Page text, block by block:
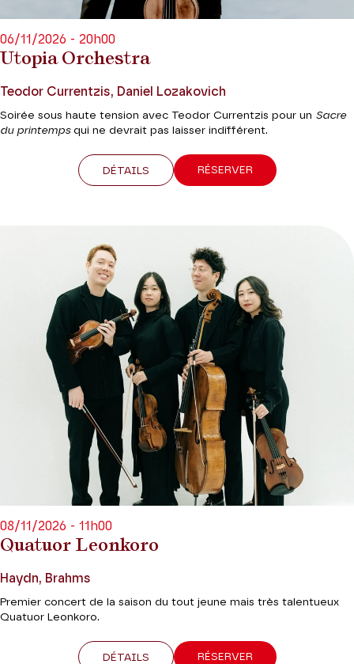
Utopia Orchestra
06/11/2026 - 20h00
Teodor Currentzis, Daniel Lozakovich
Soirée sous haute tension avec Teodor Currentzis pour un Sacre
du printemps qui ne devrait pas laisser indifférent.
DÉTAILS RÉSERVER
Quatuor Leonkoro
08/11/2026 - 11h00
Haydn, Brahms
Premier concert de la saison du tout jeune mais très talentueux
Quatuor Leonkoro.
DÉTAILS RÉSERVER